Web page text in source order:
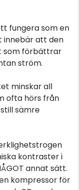
fungera som en
innebär att den
som förbättrar
ström.
minskar all
ofta hörs från
sämre
kontraster i
annat sätt.
kompressor för